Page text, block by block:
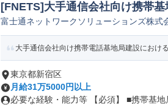
[FNETS]大手通信会社向け携帯
トマネージャー
富士通ネットワークソリューションズ株式
大手通信会社向け携帯電話基地局建設におけ
東京都新宿区
月給31万5000円以上
必要な経験・能力等 【必須】 ■携帯基地